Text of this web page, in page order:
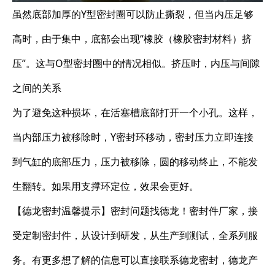
虽然底部加厚的Y型密封圈可以防止撕裂，但当内压足够
高时，由于集中，底部会出现“橡胶（橡胶密封材料）挤
压”。这与O型密封圈中的情况相似。挤压时，内压与间隙
之间的关系
为了避免这种损坏，在活塞槽底部打开一个小孔。这样，
当内部压力被移除时，Y密封环移动，密封压力立即连接
到气缸的底部压力，压力被移除，圆的移动终止，不能发
生翻转。如果用支撑环定位，效果会更好。
【德龙密封温馨提示】密封问题找德龙！密封件厂家，接
受定制密封件，从设计到研发，从生产到测试，全系列服
务。有更多想了解的信息可以直接联系德龙密封，德龙产